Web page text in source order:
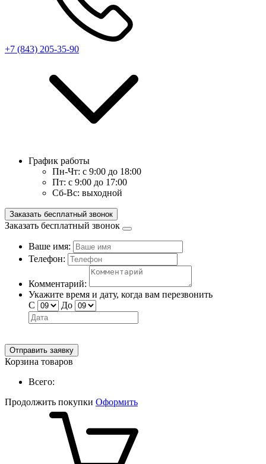
+7 (843) 205-35-90
График работы
Пн-Чт: с 9:00 до 18:00
Пт: с 9:00 до 17:00
Сб-Вс: выходной
Заказать бесплатный звонок
Заказать бесплатный звонок
Ваше имя:
Телефон:
Комментарий:
Укажите время и дату, когда вам перезвонить
С
До
Отправить заявку
Корзина товаров
Всего:
Продолжить покупки Оформить